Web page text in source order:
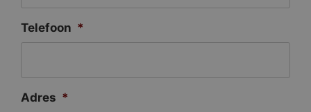
Telefoon *
Adres *